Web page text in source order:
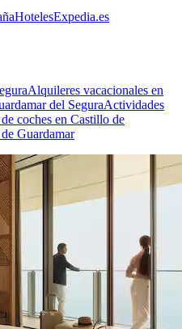
HotelesExpedia.es
Alquileres vacacionales en
del SeguraActividades
coches en Castillo de
Guardamar